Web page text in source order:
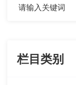
栏目类别